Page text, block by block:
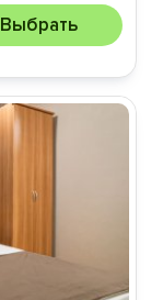
Выбрать